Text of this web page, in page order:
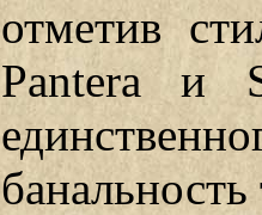
отметив
Pantera и
банальность